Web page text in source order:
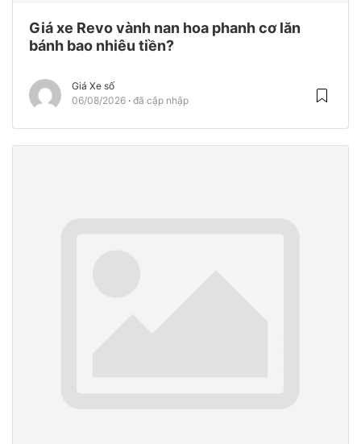
Giá xe Revo vành nan hoa phanh cơ lăn
bánh bao nhiêu tiền?
Giá Xe số
06/08/2026 đã cập nhập